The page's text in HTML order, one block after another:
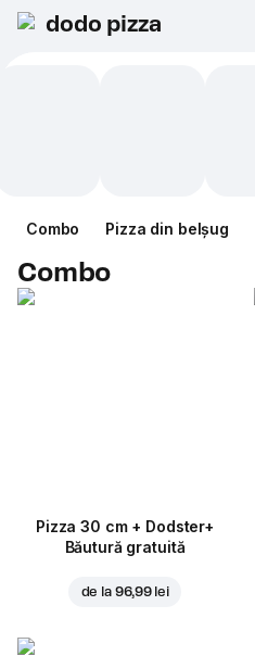
dodo pizza
Combo Pizza din belșug
Combo
Pizza 30 cm + Dodster+
Băutură gratuită
de la 96,99 lei